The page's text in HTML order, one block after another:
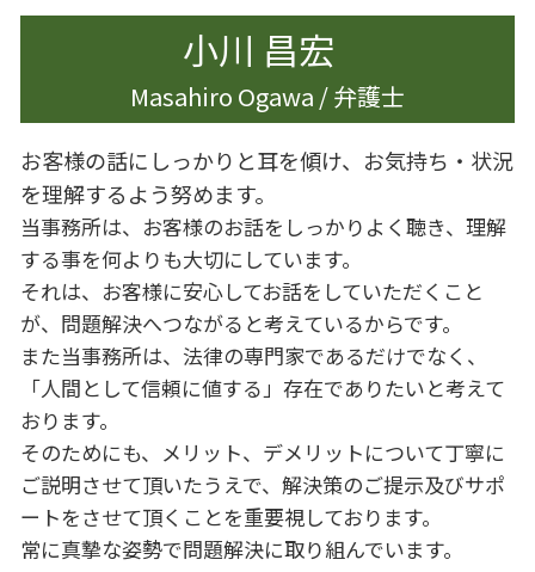
小川 昌宏
Masahiro Ogawa / 弁護士
お客様の話にしっかりと耳を傾け、お気持ち・状況
を理解するよう努めます。
当事務所は、お客様のお話をしっかりよく聴き、理解
する事を何よりも大切にしています。
それは、お客様に安心してお話をしていただくこと
が、問題解決へつながると考えているからです。
また当事務所は、法律の専門家であるだけでなく、
「人間として信頼に値する」存在でありたいと考えて
おります。
そのためにも、メリット、デメリットについて丁寧に
ご説明させて頂いたうえで、解決策のご提示及びサポ
ートをさせて頂くことを重要視しております。
常に真摯な姿勢で問題解決に取り組んでいます。